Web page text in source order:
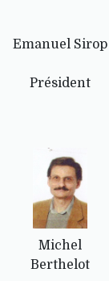
Emanuel Sirop
Président
Michel
Berthelot